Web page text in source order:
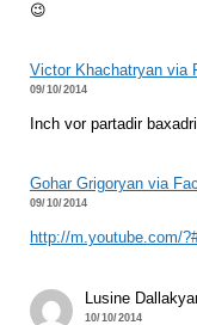
😉
Victor Khachatryan via
09/10/2014
Inch vor partadir
Gohar Grigoryan via
09/10/2014
http://m.youtube.com/
Lusine
10/10/2014